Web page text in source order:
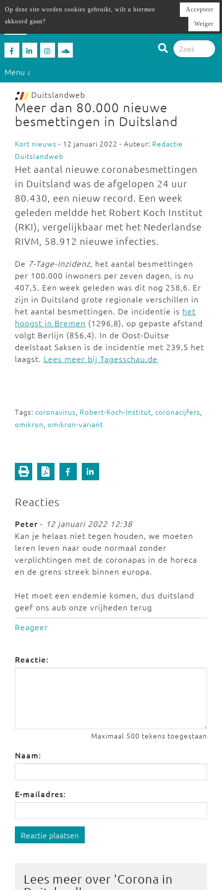
Menu ↓
Duitslandweb
Meer dan 80.000 nieuwe
besmettingen in Duitsland
Kort nieuws - 12 januari 2022 - Auteur: Redactie
Duitslandweb
Het aantal nieuwe coronabesmettingen
in Duitsland was de afgelopen 24 uur
80.430, een nieuw record. Een week
geleden meldde het Robert Koch Institut
(RKI), vergelijkbaar met het Nederlandse
RIVM, 58.912 nieuwe infecties.
De 7-Tage-Inzidenz, het aantal besmettingen
per 100.000 inwoners per zeven dagen, is nu
407,5. Een week geleden was dit nog 258,6. Er
zijn in Duitsland grote regionale verschillen in
het aantal besmettingen. De incidentie is het
hoogst in Bremen (1296,8), op gepaste afstand
volgt Berlijn (856,4). In de Oost-Duitse
deelstaat Saksen is de incidentie met 239,5 het
laagst. Lees meer bij Tagesschau.de
Tags: coronavirus, Robert-Koch-Institut, coronacijfers,
omikron, omikron-variant
Reacties
Peter - 12 januari 2022 12:38
Kan je helaas niet tegen houden, we moeten
leren leven naar oude normaal zonder
verplichtingen met de coronapas in de horeca
en de grens streek binnen europa.
Het moet een endemie komen, dus duitsland
geef ons aub onze vrijheden terug
Reageer
Reactie:
Maximaal 500 tekens toegestaan
Naam:
E-mailadres:
Reactie plaatsen
Lees meer over 'Corona in
Op deze site worden cookies gebruikt, wilt u hiermee
akkoord gaan?
Accepteer
Weiger